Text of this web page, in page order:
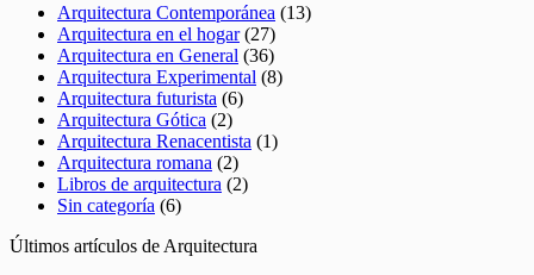
Arquitectura Contemporánea (13)
Arquitectura en el hogar(27)
Arquitectura en General (36)
Arquitectura Experimental (8)
Arquitectura futurista (6)
Arquitectura Gótica (2)
Arquitectura Renacentista (1)
Arquitectura romana (2)
Libros de arquitectura (2)
Sin categoría (6)
Últimos artículos de Arquitectura